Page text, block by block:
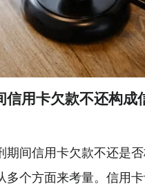
信用卡欠款不还构成
期间信用卡欠款不还是
多个方面来考量。信用